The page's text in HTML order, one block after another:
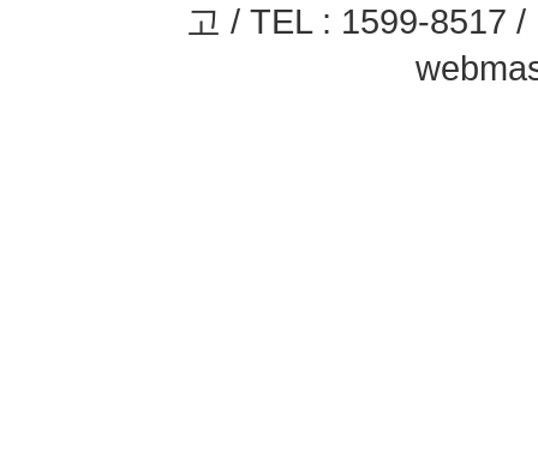
고 / TEL : 1599-8517